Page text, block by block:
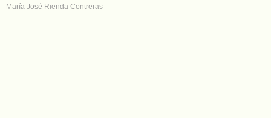
María José Rienda Contreras